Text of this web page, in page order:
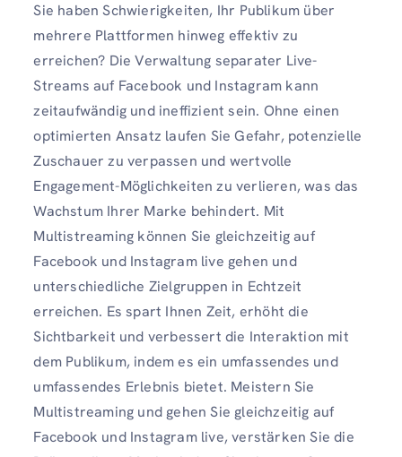
Sie haben Schwierigkeiten, Ihr Publikum über
mehrere Plattformen hinweg effektiv zu
erreichen? Die Verwaltung separater Live-
Streams auf Facebook und Instagram kann
zeitaufwändig und ineffizient sein. Ohne einen
optimierten Ansatz laufen Sie Gefahr, potenzielle
Zuschauer zu verpassen und wertvolle
Engagement-Möglichkeiten zu verlieren, was das
Wachstum Ihrer Marke behindert. Mit
Multistreaming können Sie gleichzeitig auf
Facebook und Instagram live gehen und
unterschiedliche Zielgruppen in Echtzeit
erreichen. Es spart Ihnen Zeit, erhöht die
Sichtbarkeit und verbessert die Interaktion mit
dem Publikum, indem es ein umfassendes und
umfassendes Erlebnis bietet. Meistern Sie
Multistreaming und gehen Sie gleichzeitig auf
Facebook und Instagram live, verstärken Sie die